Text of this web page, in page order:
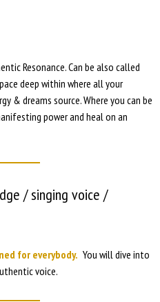
Resonance. Can be also called
deep within where all your
& dreams source. Where you can be
power and heal on an
/ singing voice /
for everybody. You will dive into
voice.